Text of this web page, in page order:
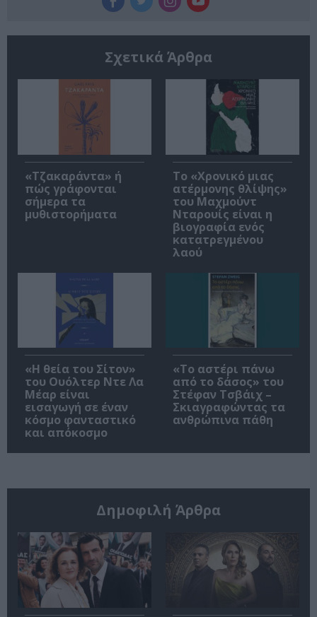
Σχετικά Άρθρα
«Τζακαράντα» ή
πώς γράφονται
σήμερα τα
μυθιστορήματα
Το «Χρονικό μιας
ατέρμονης θλίψης»
του Μαχμούντ
Νταρουίς είναι η
βιογραφία ενός
κατατρεγμένου
λαού
«Η θεία του Σίτον»
του Ουόλτερ Ντε Λα
Μέαρ είναι
εισαγωγή σε έναν
κόσμο φανταστικό
και απόκοσμο
«Το αστέρι πάνω
από το δάσος» του
Στέφαν Τσβάιχ –
Σκιαγραφώντας τα
ανθρώπινα πάθη
Δημοφιλή Άρθρα